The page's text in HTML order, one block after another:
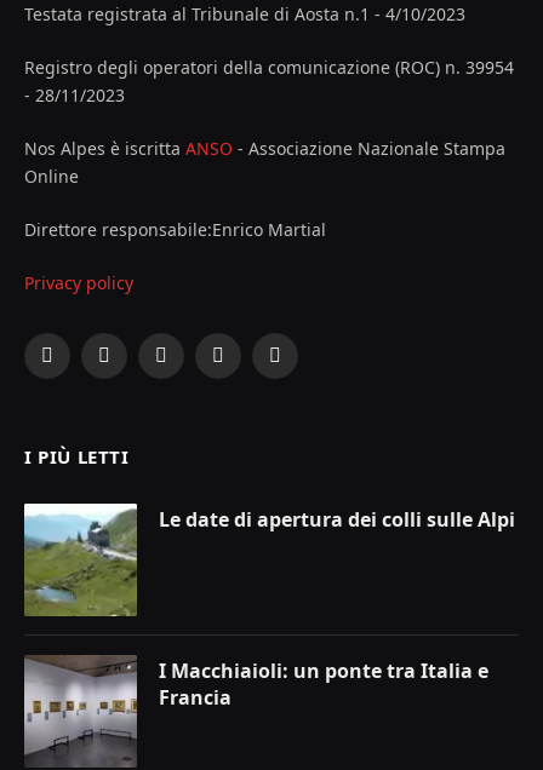
Testata registrata al Tribunale di Aosta n.1 - 4/10/2023
Registro degli operatori della comunicazione (ROC) n. 39954
- 28/11/2023
Nos Alpes è iscritta ANSO - Associazione Nazionale Stampa
Online
Direttore responsabile:Enrico Martial
Privacy policy
Facebook
X
InstagramYouTubeLinkedIn
I PIÙ LETTI
Le date di apertura dei colli sulle Alpi
I Macchiaioli: un ponte tra Italia e
Francia